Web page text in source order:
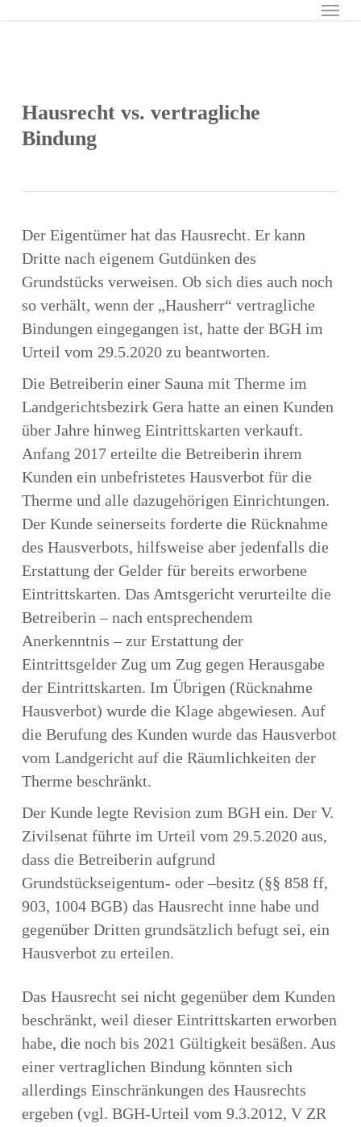
Hausrecht vs. vertragliche
Bindung
Der Eigentümer hat das Hausrecht. Er kann
Dritte nach eigenem Gutdünken des
Grundstücks verweisen. Ob sich dies auch noch
so verhält, wenn der „Hausherr“ vertragliche
Bindungen eingegangen ist, hatte der BGH im
Urteil vom 29.5.2020 zu beantworten.
Die Betreiberin einer Sauna mit Therme im
Landgerichtsbezirk Gera hatte an einen Kunden
über Jahre hinweg Eintrittskarten verkauft.
Anfang 2017 erteilte die Betreiberin ihrem
Kunden ein unbefristetes Hausverbot für die
Therme und alle dazugehörigen Einrichtungen.
Der Kunde seinerseits forderte die Rücknahme
des Hausverbots, hilfsweise aber jedenfalls die
Erstattung der Gelder für bereits erworbene
Eintrittskarten. Das Amtsgericht verurteilte die
Betreiberin – nach entsprechendem
Anerkenntnis – zur Erstattung der
Eintrittsgelder Zug um Zug gegen Herausgabe
der Eintrittskarten. Im Übrigen (Rücknahme
Hausverbot) wurde die Klage abgewiesen. Auf
die Berufung des Kunden wurde das Hausverbot
vom Landgericht auf die Räumlichkeiten der
Therme beschränkt.
Der Kunde legte Revision zum BGH ein. Der V.
Zivilsenat führte im Urteil vom 29.5.2020 aus,
dass die Betreiberin aufgrund
Grundstückseigentum- oder –besitz (§§ 858 ff,
903, 1004 BGB) das Hausrecht inne habe und
gegenüber Dritten grundsätzlich befugt sei, ein
Hausverbot zu erteilen.
Das Hausrecht sei nicht gegenüber dem Kunden
beschränkt, weil dieser Eintrittskarten erworben
habe, die noch bis 2021 Gültigkeit besäßen. Aus
einer vertraglichen Bindung könnten sich
allerdings Einschränkungen des Hausrechts
ergeben (vgl. BGH-Urteil vom 9.3.2012, V ZR